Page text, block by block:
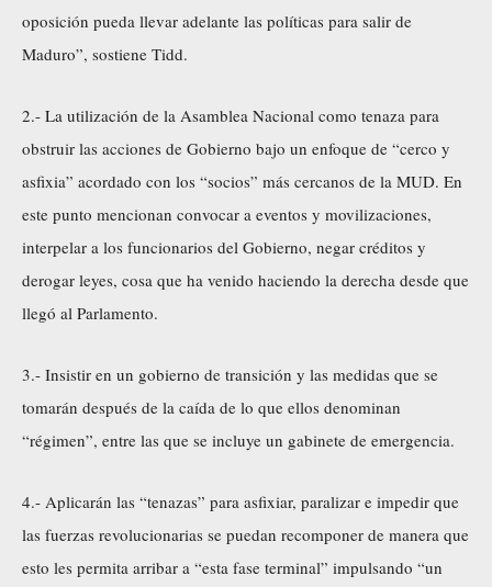
oposición pueda llevar adelante las políticas para salir de
Maduro”, sostiene Tidd.
2.- La utilización de la Asamblea Nacional como tenaza para
obstruir las acciones de Gobierno bajo un enfoque de “cerco y
asfixia” acordado con los “socios” más cercanos de la MUD. En
este punto mencionan convocar a eventos y movilizaciones,
interpelar a los funcionarios del Gobierno, negar créditos y
derogar leyes, cosa que ha venido haciendo la derecha desde que
llegó al Parlamento.
3.- Insistir en un gobierno de transición y las medidas que se
tomarán después de la caída de lo que ellos denominan
“régimen”, entre las que se incluye un gabinete de emergencia.
4.- Aplicarán las “tenazas” para asfixiar, paralizar e impedir que
las fuerzas revolucionarias se puedan recomponer de manera que
esto les permita arribar a “esta fase terminal” impulsando “un